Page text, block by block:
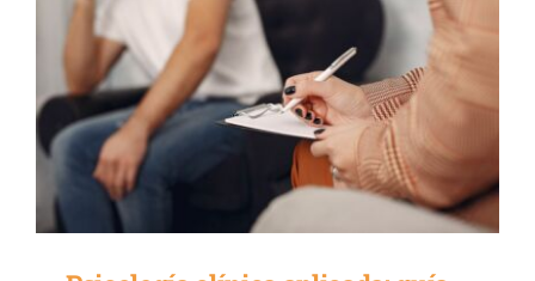
Contacto